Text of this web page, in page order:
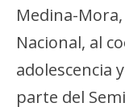
Medina-
Nacional, al
adolescencia
parte del